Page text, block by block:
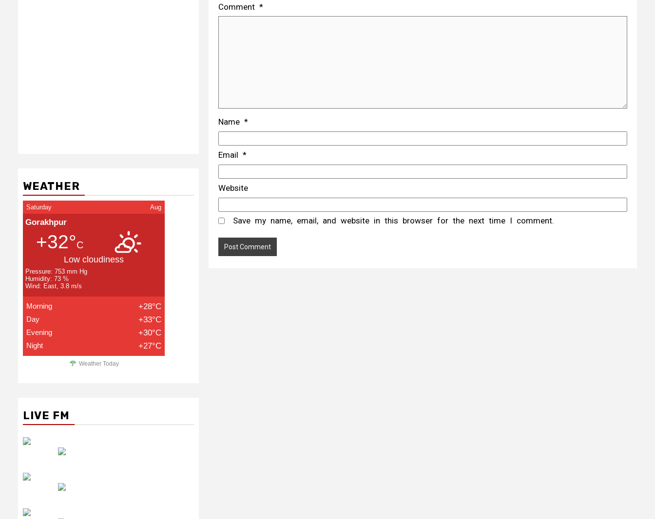
Comment *
Name *
Email *
Website
Save my name, email, and website in this browser for the next time I comment.
WEATHER
Saturday Aug
Gorakhpur
+32°C
Low cloudiness
Pressure: 753 mm Hg
Humidity: 73 %
Wind: East, 3.8 m/s
Morning +28°C
Day +33°C
Evening +30°C
Night +27°C
Weather Today
LIVE FM